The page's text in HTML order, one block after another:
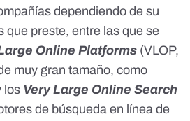
dependiendo de su
que preste, entre las que se
Online Platforms (VLOP,
muy gran tamaño, como
los Very Large Online Search
de búsqueda en línea de